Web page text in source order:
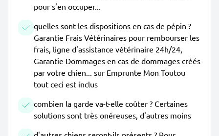
pour s'en occuper...
quelles sont les dispositions en cas de pépin ?
Garantie Frais Vétérinaires pour rembourser les
frais, ligne d'assistance vétérinaire 24h/24,
Garantie Dommages en cas de dommages créés
par votre chien... sur Emprunte Mon Toutou
tout ceci est inclus
combien la garde va-t-elle coûter ? Certaines
solutions sont très onéreuses, d'autres moins